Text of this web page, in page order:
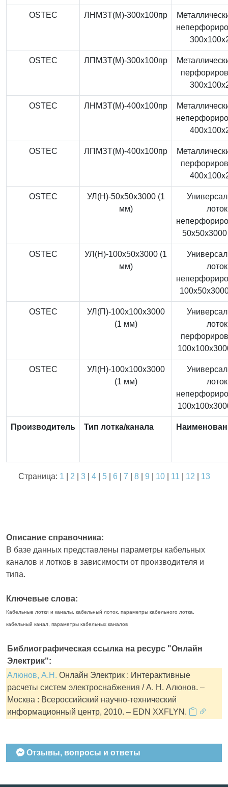
OSTEC ЛНМЗТ(М)-300x100пр
OSTEC ЛПМЗТ(М)-300x100пр
OSTEC ЛНМЗТ(М)-400x100пр
OSTEC ЛПМЗТ(М)-400x100пр
OSTEC
УЛ(Н)-50x50x3000 (1
мм)
лоток
OSTEC
УЛ(Н)-100x50x3000 (1
мм)
лоток
OSTEC
УЛ(П)-100x100x3000
(1 мм)
лоток
OSTEC
УЛ(Н)-100x100x3000
(1 мм)
лоток
Производитель Тип лотка/канала
Страница: 1 2 3| 4| 5| 6 7 8| 9 10| 11 12 13
Описание справочника:
В базе данных представлены параметры кабельных
каналов и лотков в зависимости от производителя и
типа.
Ключевые слова:
Кабельные лотки и каналы, кабельный лоток, параметры кабельного лотка,
кабельный канал, параметры кабельных каналов
Библиографическая ссылка на ресурс "Онлайн
Электрик":
Алюнов, А.Н. Онлайн Электрик : Интерактивные
расчеты систем электроснабжения / А. Н. Алюнов. –
Москва : Всероссийский научно-технический
информационный центр, 2010. – EDN XXFLYN.
Отзывы, вопросы и ответы